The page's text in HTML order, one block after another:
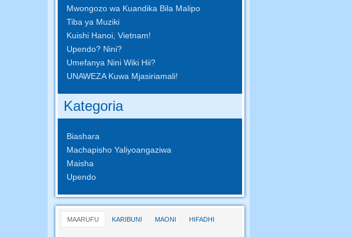
Mwongozo wa Kuandika Bila Malipo
Tiba ya Muziki
Kuishi Hanoi, Vietnam!
Upendo? Nini?
Umefanya Nini Wiki Hii?
UNAWEZA Kuwa Mjasiriamali!
Kategoria
Biashara
Machapisho Yaliyoangaziwa
Maisha
Upendo
MAARUFU KARIBUNI MAONI HIFADHI